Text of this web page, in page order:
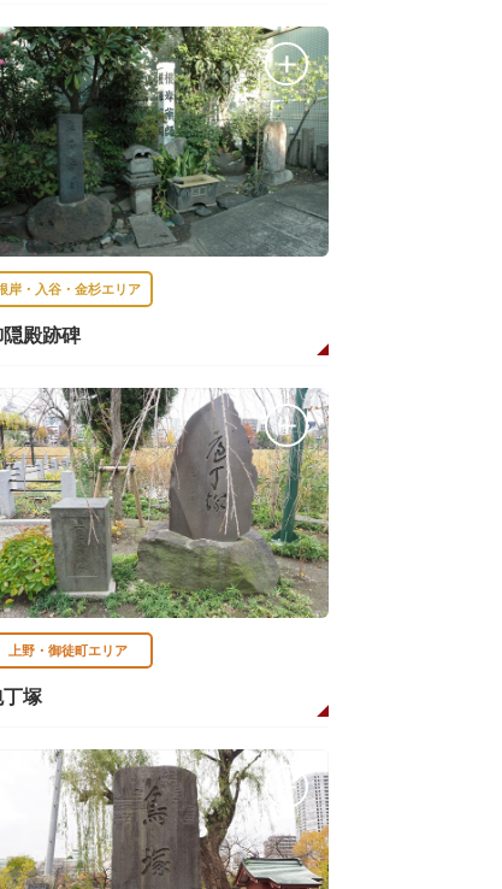
岸・入谷・金杉エリア
隠殿跡碑
上野・御徒町エリア
丁塚